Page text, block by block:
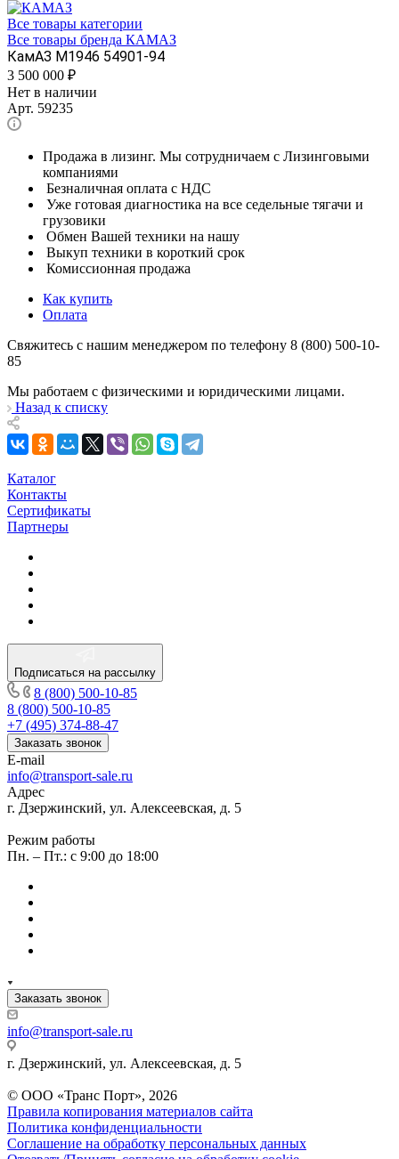
Все товары категории
Все товары бренда КАМАЗ
КамАЗ М1946 54901-94
3 500 000 ₽
Нет в наличии
Арт. 59235
Продажа в лизинг. Мы сотрудничаем с Лизинговыми
компаниями
Безналичная оплата с НДС
Уже готовая диагностика на все седельные тягачи и
грузовики
Обмен Вашей техники на нашу
Выкуп техники в короткий срок
Комиссионная продажа
Как купить
Оплата
Свяжитесь с нашим менеджером по телефону 8 (800) 500-10-
85
Мы работаем с физическими и юридическими лицами.
Назад к списку
Каталог
Контакты
Сертификаты
Партнеры
Подписаться на рассылку
8 (800) 500-10-85
8 (800) 500-10-85
+7 (495) 374-88-47
Заказать звонок
E-mail
info@transport-sale.ru
Адрес
г. Дзержинский, ул. Алексеевская, д. 5
Режим работы
Пн. – Пт.: с 9:00 до 18:00
Заказать звонок
info@transport-sale.ru
г. Дзержинский, ул. Алексеевская, д. 5
© ООО «Транс Порт», 2026
Правила копирования материалов сайта
Политика конфиденциальности
Соглашение на обработку персональных данных